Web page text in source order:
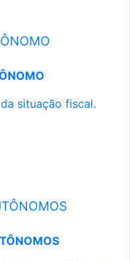
situação fiscal.